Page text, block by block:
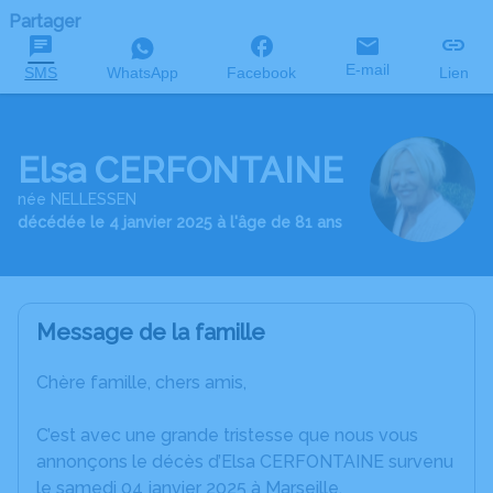
Partager
SMS WhatsApp Facebook E-mail Lien
Elsa CERFONTAINE
née NELLESSEN
décédée le 4 janvier 2025 à l'âge de 81 ans
Message de la famille
Chère famille, chers amis,
C’est avec une grande tristesse que nous vous
annonçons le décès d’Elsa CERFONTAINE survenu
le samedi 04 janvier 2025 à Marseille.